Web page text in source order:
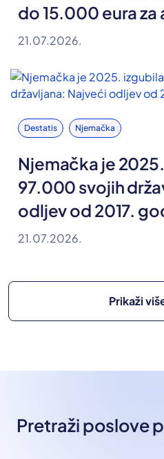
do 15.000 eura
21.07.2026.
Destatis Njemačka
Njemačka je
97.000 svojih
odljev od 2017.
21.07.2026.
Prikaži
Pretraži poslove